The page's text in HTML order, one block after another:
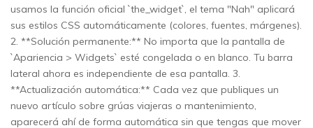
usamos la función oficial `the_widget`, el tema "Nah" aplicará
sus estilos CSS automáticamente (colores, fuentes, márgenes).
2. **Solución permanente:** No importa que la pantalla de
`Apariencia > Widgets` esté congelada o en blanco. Tu barra
lateral ahora es independiente de esa pantalla. 3.
**Actualización automática:** Cada vez que publiques un
nuevo artículo sobre grúas viajeras o mantenimiento,
aparecerá ahí de forma automática sin que tengas que mover